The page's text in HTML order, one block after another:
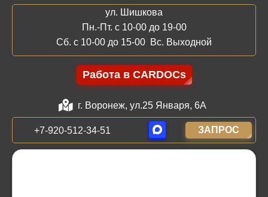
ул. Шишкова
Пн.-Пт. с 10-00 до 19-00
Сб. с 10-00 до 15-00 Вс. Выходной
Работа в CARDOCs
г. Воронеж, ул.25 Января, 6А
+7-920-512-34-51 ЗАПРОС